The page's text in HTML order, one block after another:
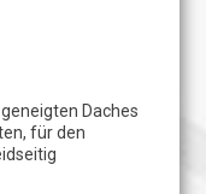
Daches
für den